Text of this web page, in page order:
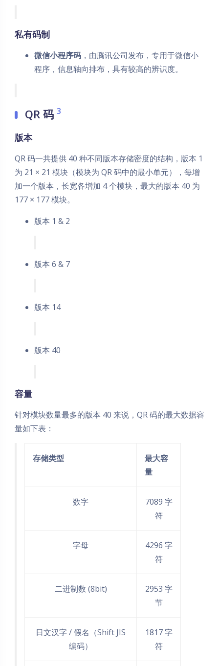
私有码制
微信小程序码 ，由腾讯公司发布，专用于微信小
程序，信息轴向排布，具有较高的辨识度。
QR 码 3
版本
QR 码一共提供 40 种不同版本存储密度的结构，版本 1
为 21 × 21 模块（模块为 QR 码中的最小单元），每增
加一个版本，长宽各增加 4 个模块，最大的版本 40 为
177 × 177 模块。
版本 1 & 2
版本 6 & 7
版本 14
版本 40
容量
针对模块数量最多的版本 40 来说，QR 码的最大数据容
量如下表：
存储类型
最大容
量
数字
7089 字
符
字母
4296 字
符
二进制数 (8bit)
2953 字
节
日文汉字 / 假名（Shift JIS
编码）
1817 字
符